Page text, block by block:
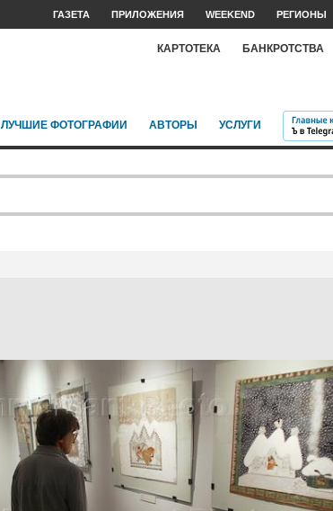
ГАЗЕТА ПРИЛОЖЕНИЯ WEEKEND РЕГИОНЫ
КАРТОТЕКА БАНКРОТСТВА
ЛУЧШИЕ ФОТОГРАФИИ АВТОРЫ УСЛУГИ